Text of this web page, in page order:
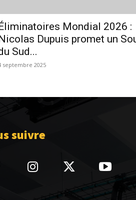
Mondial 2026 :
Dupuis promet un
Sud...
septembre 2025
suivre